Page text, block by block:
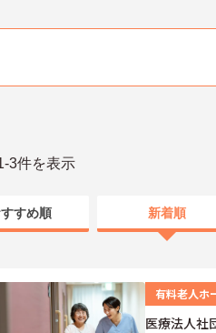
3件を表示
すめ順 新着順
有料老人ホ
医療法人社